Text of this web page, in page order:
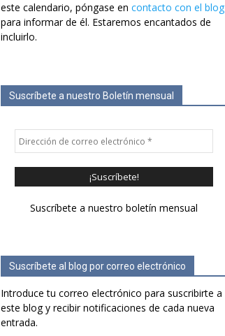
este calendario, póngase en contacto con el blog
para informar de él. Estaremos encantados de
incluirlo.
Suscríbete a nuestro Boletín mensual
Suscríbete a nuestro boletín mensual
Suscríbete al blog por correo electrónico
Introduce tu correo electrónico para suscribirte a
este blog y recibir notificaciones de cada nueva
entrada.